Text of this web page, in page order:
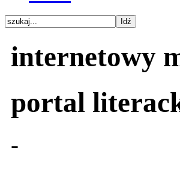
internetowy
portal
-